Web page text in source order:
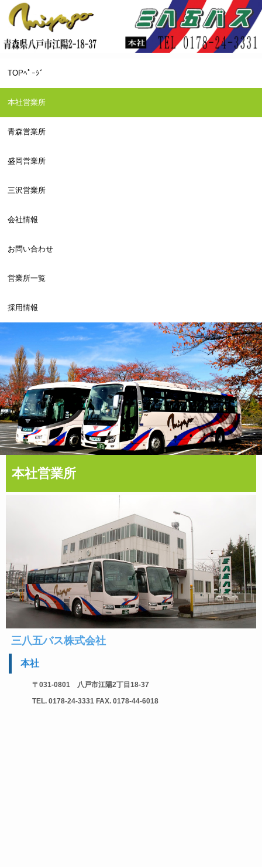
TOPﾍﾟｰｼﾞ
本社営業所
青森営業所
盛岡営業所
三沢営業所
会社情報
お問い合わせ
営業所一覧
採用情報
本社営業所
三八五バス株式会社
本社
〒031-0801 八戸市江陽2丁目18-37
TEL. 0178-24-3331 FAX. 0178-44-6018